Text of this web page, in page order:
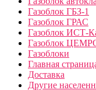
Газоблок ГБЗ-1
Газоблок ГРАС
Газоблок ИСТ-
Газоблок
Газоблоки
Главная
Доставка
Другие